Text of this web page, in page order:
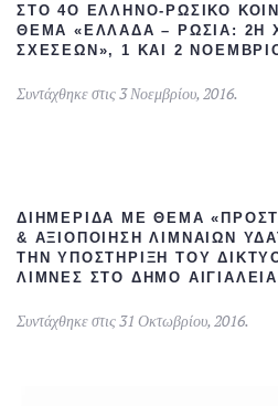
ΣΤΟ 4Ο ΕΛΛΗΝΟ-ΡΩΣΙΚΌ
ΘΈΜΑ «ΕΛΛΆΔΑ – ΡΩΣΊΑ: 2Η
ΣΧΈΣΕΩΝ», 1 ΚΑΙ 2
Συντάχθηκε στις3 Νοεμβρίου, 2016.
ΔΙΗΜΕΡΊΔΑ ΜΕ ΘΈΜΑ
& ΑΞΙΟΠΟΊΗΣΗ ΛΙΜΝΑΊΩΝ
ΤΗΝ ΥΠΟΣΤΉΡΙΞΗ ΤΟΥ
ΛΊΜΝΕΣ ΣΤΟ ΔΉΜΟ
Συντάχθηκε στις31 Οκτωβρίου, 2016.